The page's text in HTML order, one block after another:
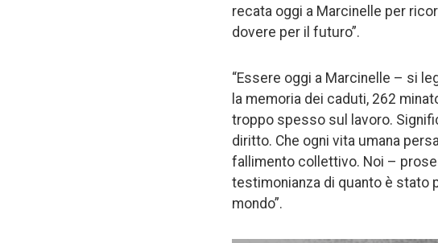
recata oggi a Marcinelle per
dovere per il futuro”.
“Essere oggi a Marcinelle – si
la memoria dei caduti, 262
troppo spesso sul lavoro.
diritto. Che ogni vita umana
fallimento collettivo. Noi –
testimonianza di quanto è stato
mondo”.